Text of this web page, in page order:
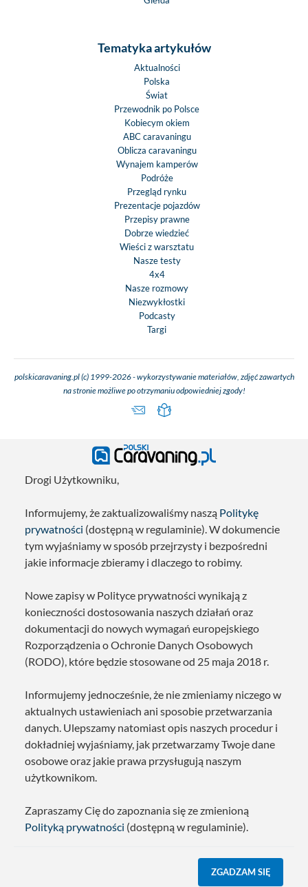
Tematyka artykułów
Aktualności
Polska
Świat
Przewodnik po Polsce
Kobiecym okiem
ABC caravaningu
Oblicza caravaningu
Wynajem kamperów
Podróże
Przegląd rynku
Prezentacje pojazdów
Przepisy prawne
Dobrze wiedzieć
Wieści z warsztatu
Nasze testy
4x4
Nasze rozmowy
Niezwykłostki
Podcasty
Targi
polskicaravaning.pl (c) 1999-2026 - wykorzystywanie materiałów, zdjęć zawartych
na stronie możliwe po otrzymaniu odpowiedniej zgody!
Drogi Użytkowniku,
Informujemy, że zaktualizowaliśmy naszą Politykę
prywatności (dostępną w regulaminie). W dokumencie
tym wyjaśniamy w sposób przejrzysty i bezpośredni
jakie informacje zbieramy i dlaczego to robimy.
Nowe zapisy w Polityce prywatności wynikają z
konieczności dostosowania naszych działań oraz
dokumentacji do nowych wymagań europejskiego
Rozporządzenia o Ochronie Danych Osobowych
(RODO), które będzie stosowane od 25 maja 2018 r.
Informujemy jednocześnie, że nie zmieniamy niczego w
aktualnych ustawieniach ani sposobie przetwarzania
danych. Ulepszamy natomiast opis naszych procedur i
dokładniej wyjaśniamy, jak przetwarzamy Twoje dane
osobowe oraz jakie prawa przysługują naszym
użytkownikom.
Zapraszamy Cię do zapoznania się ze zmienioną
Polityką prywatności (dostępną w regulaminie).
ZGADZAM SIĘ